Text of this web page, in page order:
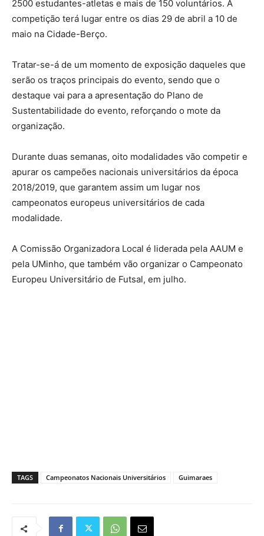
2500 estudantes-atletas e mais de 150 voluntários. A
competição terá lugar entre os dias 29 de abril a 10 de
maio na Cidade-Berço.
Tratar-se-á de um momento de exposição daqueles que
serão os traços principais do evento, sendo que o
destaque vai para a apresentação do Plano de
Sustentabilidade do evento, reforçando o mote da
organização.
Durante duas semanas, oito modalidades vão competir e
apurar os campeões nacionais universitários da época
2018/2019, que garantem assim um lugar nos
campeonatos europeus universitários de cada
modalidade.
A Comissão Organizadora Local é liderada pela AAUM e
pela UMinho, que também vão organizar o Campeonato
Europeu Universitário de Futsal, em julho.
TAGS Campeonatos Nacionais Universitários Guimaraes